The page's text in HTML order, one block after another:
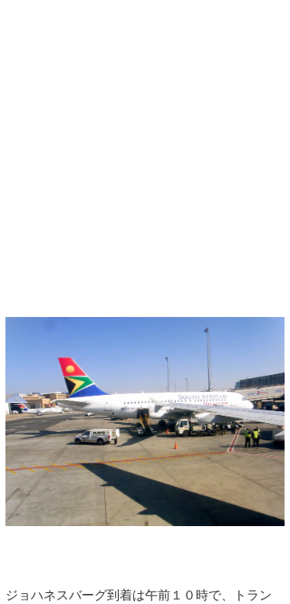
ジョハネスバーグ到着は午前１０時で、トラン